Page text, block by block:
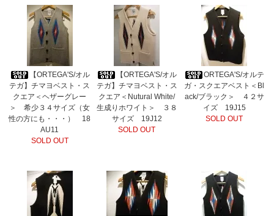
【ORTEGA'S/オル
テガ】チマヨベスト・ス
クエア＜ヘザーグレー
＞ 希少３４サイズ（女
性の方にも・・・） 18
AU11
SOLD OUT
【ORTEGA'S/オル
テガ】チマヨベスト・ス
クエア＜Nutural White/
生成りホワイト＞ ３８
サイズ 19J12
SOLD OUT
ORTEGA'S/オルテ
ガ・スクエアベスト＜Bl
ack/ブラック＞ ４２サ
イズ 19J15
SOLD OUT